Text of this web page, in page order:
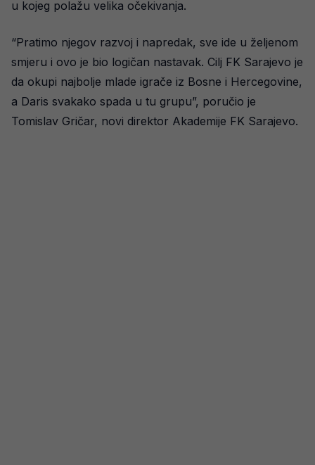
u kojeg polažu velika očekivanja.
“Pratimo njegov razvoj i napredak, sve ide u željenom
smjeru i ovo je bio logičan nastavak. Cilj FK Sarajevo je
da okupi najbolje mlade igrače iz Bosne i Hercegovine,
a Daris svakako spada u tu grupu”, poručio je
Tomislav Gričar, novi direktor Akademije FK Sarajevo.